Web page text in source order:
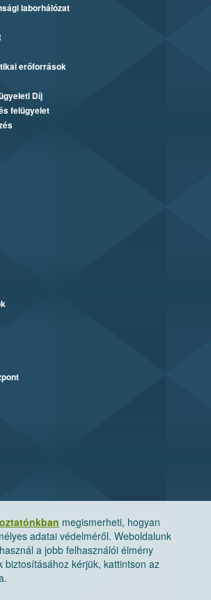
megismerheti, hogyan
adatai védelméről. Weboldalunk
a jobb felhasználói élmény
biztosításához kérjük, kattintson az
laborhálózat
erőforrások
Díj
felügyelet